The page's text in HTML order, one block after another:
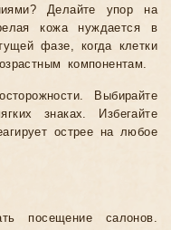
Делайте упор на
кожа нуждается в
фазе, когда клетки
компонентам.
Выбирайте
знаках. Избегайте
острее на любое
посещение салонов.